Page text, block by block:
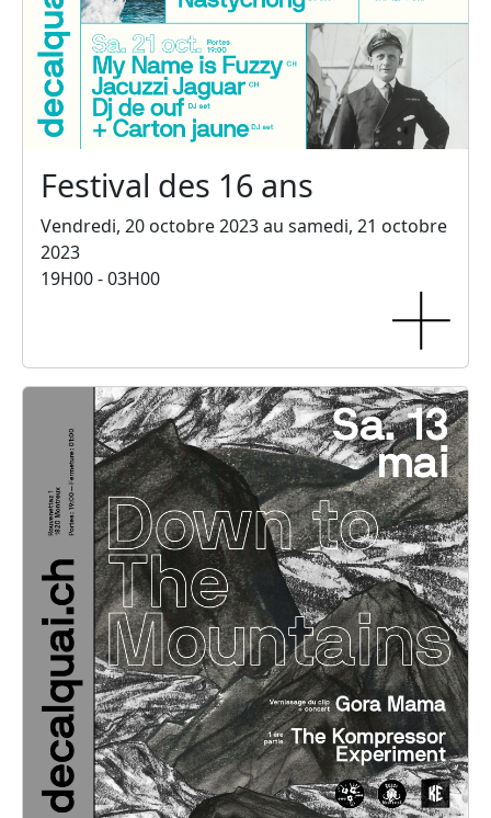
Festival des 16 ans
Vendredi, 20 octobre 2023 au samedi, 21 octobre
2023
19H00 - 03H00